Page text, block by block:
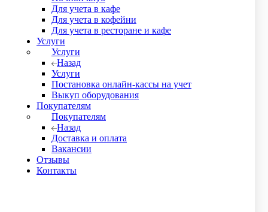
Для учета в кафе
Для учета в кофейни
Для учета в ресторане и кафе
Услуги
Услуги
Назад
Услуги
Постановка онлайн-кассы на учет
Выкуп оборудования
Покупателям
Покупателям
Назад
Доставка и оплата
Вакансии
Отзывы
Контакты
Товар можно получить либо самовывозом из нашего
печать. В противном случае документы
его привозит курьер. Выдаются оригиналы первичных
данные в течение 6 часов и присылает нам